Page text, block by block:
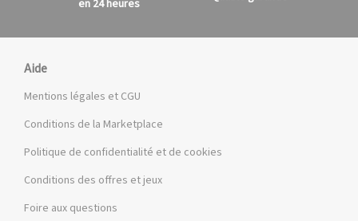
en 24 heures
Aide
Mentions légales et CGU
Conditions de la Marketplace
Politique de confidentialité et de cookies
Conditions des offres et jeux
Foire aux questions